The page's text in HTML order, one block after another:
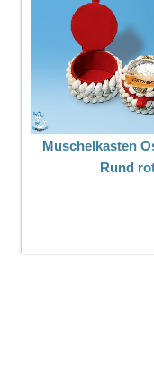
Muschelkasten
Rund